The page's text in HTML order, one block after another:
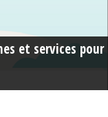
et services pour